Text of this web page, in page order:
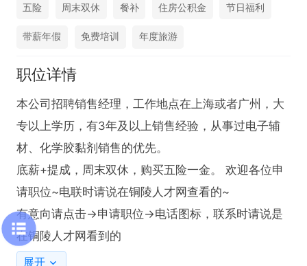
五险 周末双休 餐补 住房公积金 节日福利
带薪年假 免费培训 年度旅游
职位详情
本公司招聘销售经理，工作地点在上海或者广州，大
专以上学历，有3年及以上销售经验，从事过电子辅
材、化学胶黏剂销售的优先。
底薪+提成，周末双休，购买五险一金。 欢迎各位申
请职位~电联时请说在铜陵人才网查看的~
有意向请点击→申请职位→电话图标，联系时请说是
在铜陵人才网看到的
展开